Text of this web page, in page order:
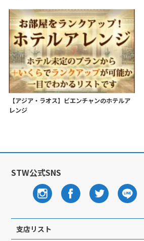
【アジア・ラオス】ビエンチャンのホテルア
レンジ
STW公式SNS
支店リスト